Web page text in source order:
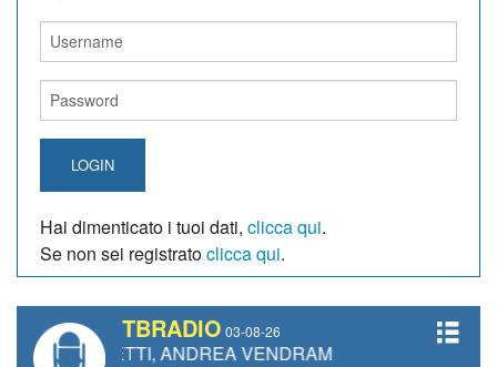
LOGIN
Hai dimenticato i tuoi dati, clicca qui.
Se non sei registratoclicca qui.
TBRADIO 03-08-26
ANDREA VENDRAME, FILIPPO FIORELLI